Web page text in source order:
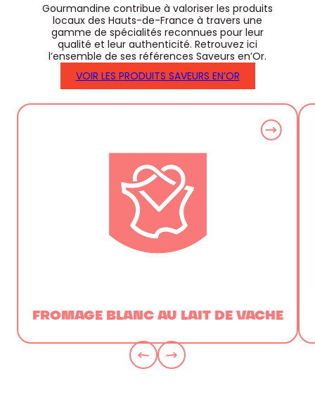
Gourmandine contribue à valoriser les produits
locaux des Hauts-de-France à travers une
gamme de spécialités reconnues pour leur
qualité et leur authenticité. Retrouvez ici
l’ensemble de ses références Saveurs en’Or.
VOIR LES PRODUITS SAVEURS EN’OR
FROMAGE BLANC AU LAIT DE VACHE